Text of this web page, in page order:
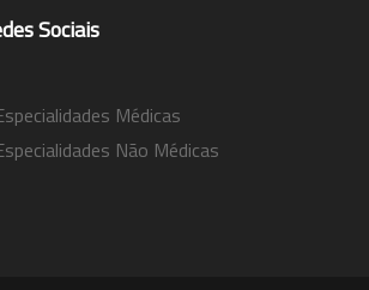
Sociais
Médicas
Não Médicas